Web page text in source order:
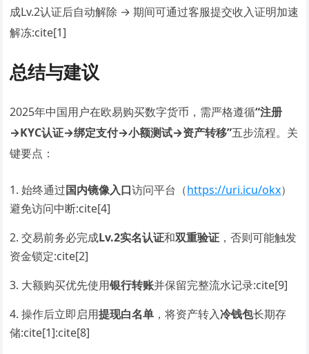
成Lv.2认证后自动解除 → 期间可通过客服提交收入证明加速
解冻:cite[1]
总结与建议
2025年中国用户在欧易购买数字货币，需严格遵循“注册
→KYC认证→绑定支付→小额测试→资产转移”五步流程。关
键要点：
始终通过国内镜像入口访问平台（https://uri.icu/okx）
避免访问中断:cite[4]
交易前务必完成Lv.2实名认证和双重验证 ，否则可能触发
资金锁定:cite[2]
大额购买优先使用银行转账并保留完整流水记录:cite[9]
操作后立即启用提现白名单 ，将资产转入冷钱包长期存
储:cite[1]:cite[8]